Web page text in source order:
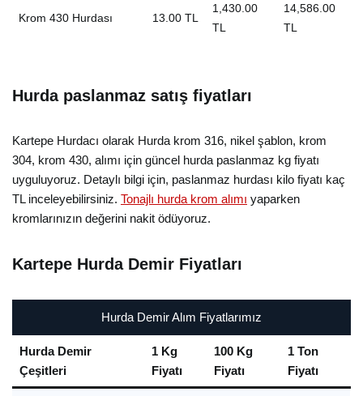
Krom 430 Hurdası 13.00 TL
1,430.00
TL
14,586.00
TL
Hurda paslanmaz satış fiyatları
Kartepe Hurdacı olarak Hurda krom 316, nikel şablon, krom
304, krom 430, alımı için güncel hurda paslanmaz kg fiyatı
uyguluyoruz. Detaylı bilgi için, paslanmaz hurdası kilo fiyatı kaç
TL inceleyebilirsiniz. Tonajlı hurda krom alımı yaparken
kromlarınızın değerini nakit ödüyoruz.
Kartepe Hurda Demir Fiyatları
Hurda Demir Alım Fiyatlarımız
Hurda Demir
Çeşitleri
1 Kg
Fiyatı
100 Kg
Fiyatı
1 Ton
Fiyatı